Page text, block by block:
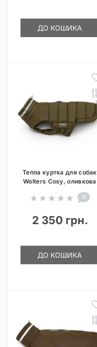
ДО КОШИКА
Тепла куртка для собак
Wolters Cosy, оливкова
0
2 350 грн.
ДО КОШИКА